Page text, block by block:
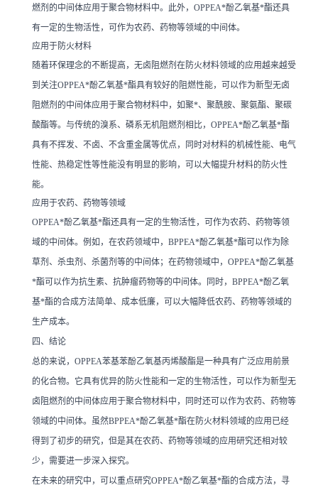
燃剂的中间体应用于聚合物材料中。此外，OPPEA*酚乙氧基*酯还具
有一定的生物活性，可作为农药、药物等领域的中间体。
应用于防火材料
随着环保理念的不断提高，无卤阻燃剂在防火材料领域的应用越来越受
到关注OPPEA*酚乙氧基*酯具有较好的阻燃性能，可以作为新型无卤
阻燃剂的中间体应用于聚合物材料中，如聚*、聚酰胺、聚氨酯、聚碳
酸酯等。与传统的溴系、磷系无机阻燃剂相比，OPPEA*酚乙氧基*酯
具有不挥发、不卤、不含重金属等优点，同时对材料的机械性能、电气
性能、热稳定性等性能没有明显的影响，可以大幅提升材料的防火性
能。
应用于农药、药物等领域
OPPEA*酚乙氧基*酯还具有一定的生物活性，可作为农药、药物等领
域的中间体。例如，在农药领域中，BPPEA*酚乙氧基*酯可以作为除
草剂、杀虫剂、杀菌剂等的中间体；在药物领域中，OPPEA*酚乙氧基
*酯可以作为抗生素、抗肿瘤药物等的中间体。同时，BPPEA*酚乙氧
基*酯的合成方法简单、成本低廉，可以大幅降低农药、药物等领域的
生产成本。
四、结论
总的来说，OPPEA苯基苯酚乙氧基丙烯酸酯是一种具有广泛应用前景
的化合物。它具有优异的防火性能和一定的生物活性，可以作为新型无
卤阻燃剂的中间体应用于聚合物材料中，同时还可以作为农药、药物等
领域的中间体。虽然BPPEA*酚乙氧基*酯在防火材料领域的应用已经
得到了初步的研究，但是其在农药、药物等领域的应用研究还相对较
少，需要进一步深入探究。
在未来的研究中，可以重点研究OPPEA*酚乙氧基*酯的合成方法，寻